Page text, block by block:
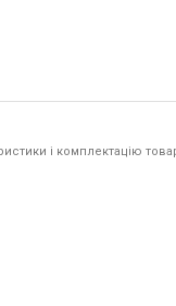
і комплектацію